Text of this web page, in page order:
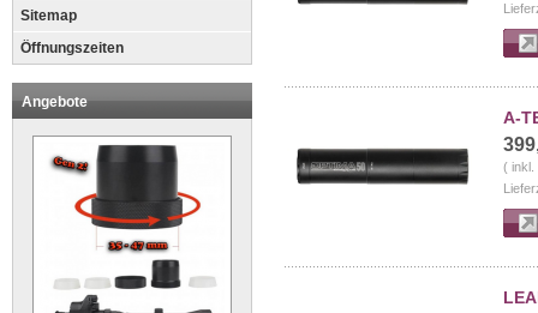
Sitemap
Öffnungszeiten
Angebote
A-
( inkl.